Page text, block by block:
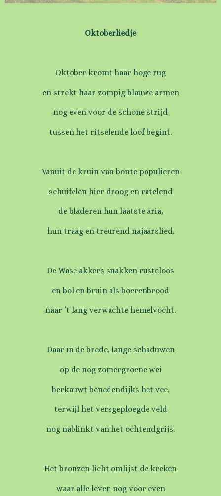
Oktoberliedje
Oktober kromt haar hoge rug
en strekt haar zompig blauwe armen
nog even voor de schone strijd
tussen het ritselende loof begint.
Vanuit de kruin van bonte populieren
schuifelen hier droog en ratelend
de bladeren hun laatste aria,
hun traag en treurend najaarslied.
De Wase akkers snakken rusteloos
en bol en bruin als boerenbrood
naar ’t lang verwachte hemelvocht.
Daar in de brede, lange schaduwen
op de nog zomergroene wei
herkauwt benedendijks het vee,
terwijl het versgeploegde veld
nog nablinkt van het ochtendgrijs.
Het bronzen licht omlijst de kreken
waar alle leven nog voor even